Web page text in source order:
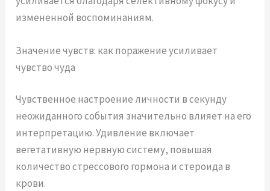
измененной воспоминаниям.
Значение чувств: как поражение усиливает
чувство чуда
Чувственное настроение личности в секунду
неожиданного события значительно влияет на его
интерпретацию. Удивление включает
вегетативную нервную систему, повышая
количество стрессового гормона и стероида в
крови.